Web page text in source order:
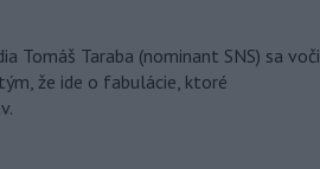
Tomáš Taraba (nominant SNS) sa voči
že ide o fabulácie, ktoré